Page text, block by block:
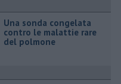
Una sonda congelata
contro le malattie rare
del polmone